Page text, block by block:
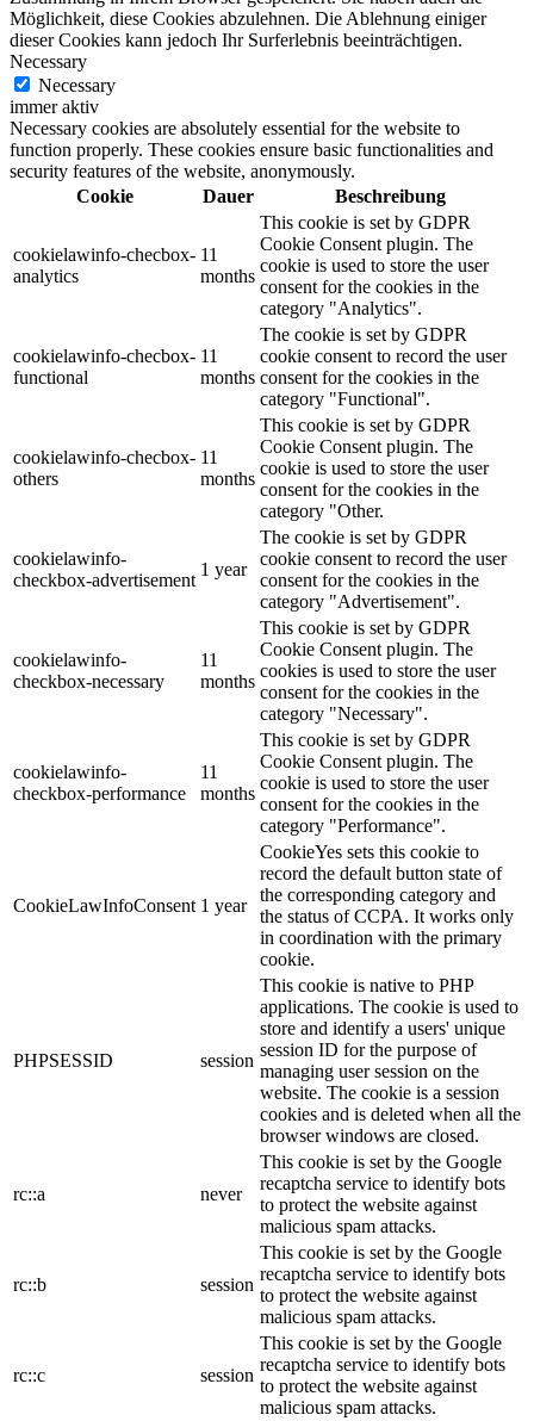
Möglichkeit, diese Cookies abzulehnen. Die Ablehnung einiger
dieser Cookies kann jedoch Ihr Surferlebnis beeinträchtigen.
Necessary
Necessary
immer aktiv
Necessary cookies are absolutely essential for the website to
function properly. These cookies ensure basic functionalities and
security features of the website, anonymously.
Cookie
Dauer Beschreibung
cookielawinfo-checbox-
analytics
11
months
This cookie is set by GDPR
Cookie Consent plugin. The
cookie is used to store the user
consent for the cookies in the
category "Analytics".
cookielawinfo-checbox-
functional
11
months
The cookie is set by GDPR
cookie consent to record the user
consent for the cookies in the
category "Functional".
cookielawinfo-checbox-
others
11
months
This cookie is set by GDPR
Cookie Consent plugin. The
cookie is used to store the user
consent for the cookies in the
category "Other.
cookielawinfo-
checkbox-advertisement
1 year
The cookie is set by GDPR
cookie consent to record the user
consent for the cookies in the
category "Advertisement".
cookielawinfo-
checkbox-necessary
11
months
This cookie is set by GDPR
Cookie Consent plugin. The
cookies is used to store the user
consent for the cookies in the
category "Necessary".
cookielawinfo-
checkbox-performance
11
months
This cookie is set by GDPR
Cookie Consent plugin. The
cookie is used to store the user
consent for the cookies in the
category "Performance".
CookieLawInfoConsent 1 year
CookieYes sets this cookie to
record the default button state of
the corresponding category and
the status of CCPA. It works only
in coordination with the primary
cookie.
PHPSESSID session
This cookie is native to PHP
applications. The cookie is used to
store and identify a users' unique
session ID for the purpose of
managing user session on the
website. The cookie is a session
cookies and is deleted when all the
browser windows are closed.
rc::a never
This cookie is set by the Google
recaptcha service to identify bots
to protect the website against
malicious spam attacks.
rc::b session
This cookie is set by the Google
recaptcha service to identify bots
to protect the website against
malicious spam attacks.
rc::c session
This cookie is set by the Google
recaptcha service to identify bots
to protect the website against
malicious spam attacks.